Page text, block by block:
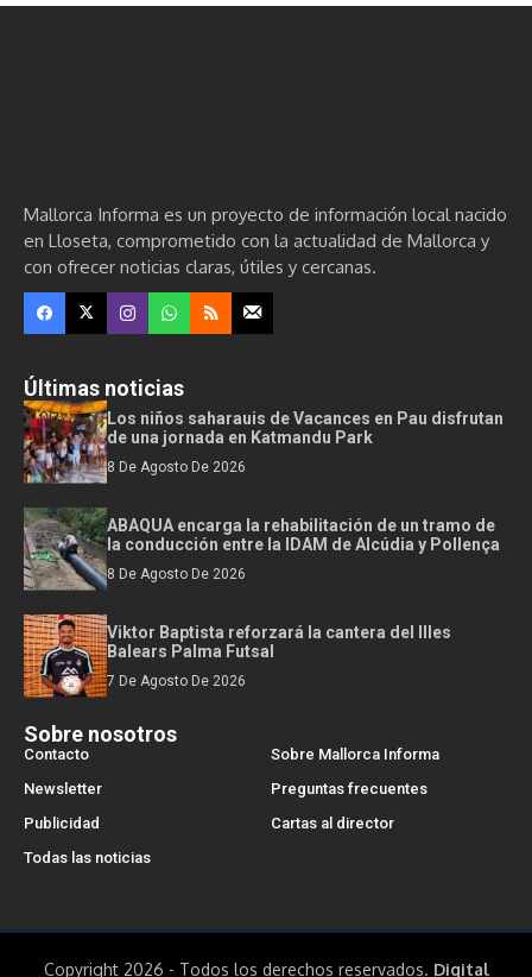
Mallorca Informa es un proyecto de información local nacido
en Lloseta, comprometido con la actualidad de Mallorca y
con ofrecer noticias claras, útiles y cercanas.
Últimas noticias
Los niños saharauis de Vacances en Pau disfrutan
de una jornada en Katmandu Park
8 De Agosto De 2026
ABAQUA encarga la rehabilitación de un tramo de
la conducción entre la IDAM de Alcúdia y Pollença
8 De Agosto De 2026
Viktor Baptista reforzará la cantera del Illes
Balears Palma Futsal
7 De Agosto De 2026
Sobre nosotros
Contacto
Sobre Mallorca Informa
Newsletter
Preguntas frecuentes
Publicidad
Cartas al director
Todas las noticias
Copyright 2026 - Todos los derechos reservados. Digital